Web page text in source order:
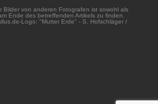
Bilder von anderen Fotografen ist sowohl als
Ende des betreffenden Artikels zu finden.
Logo: "Mutter Erde" - S. Hofschläger /